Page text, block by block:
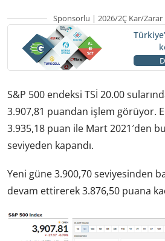
Sponsorlu | 2026/2Ç Kar/Zarar
S&P 500 endeksi TSİ 20.00
3.907,81 puandan işlem görüyor.
3.935,18 puan ile Mart 2021′den
seviyeden kapandı.
Yeni güne 3.900,70 seviyesinden
devam ettirerek 3.876,50 puana